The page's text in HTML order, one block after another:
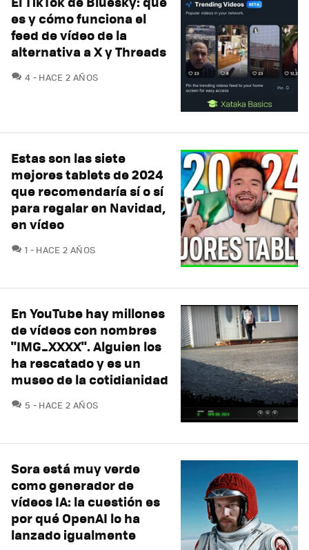
es y cómo funciona el
feed de vídeo de la
alternativa a X y Threads
4 COMENTARIOS
HACE 2 AÑOS
Estas son las siete
mejores tablets de 2024
que recomendaría sí o sí
para regalar en Navidad,
en vídeo
1 COMENTARIOS
HACE 2 AÑOS
En YouTube hay millones
de vídeos con nombres
"IMG_XXXX". Alguien los
ha rescatado y es un
museo de la cotidianidad
5 COMENTARIOS
HACE 2 AÑOS
Sora está muy verde
como generador de
vídeos IA: la cuestión es
por qué OpenAI lo ha
lanzado igualmente